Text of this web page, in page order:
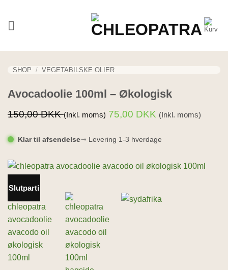
indhold
SHOP / VEGETABILSKE OLIER
Avocadoolie 100ml – Økologisk
150,00DKK (Inkl. moms) 75,00 DKK (Inkl. moms)
Klar til afsendelse⤑ Levering 1-3 hverdage
Slutparti